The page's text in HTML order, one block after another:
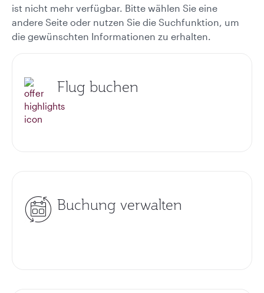
ist nicht mehr verfügbar. Bitte wählen Sie eine
andere Seite oder nutzen Sie die Suchfunktion, um
die gewünschten Informationen zu erhalten.
Flug buchen
Buchung verwalten